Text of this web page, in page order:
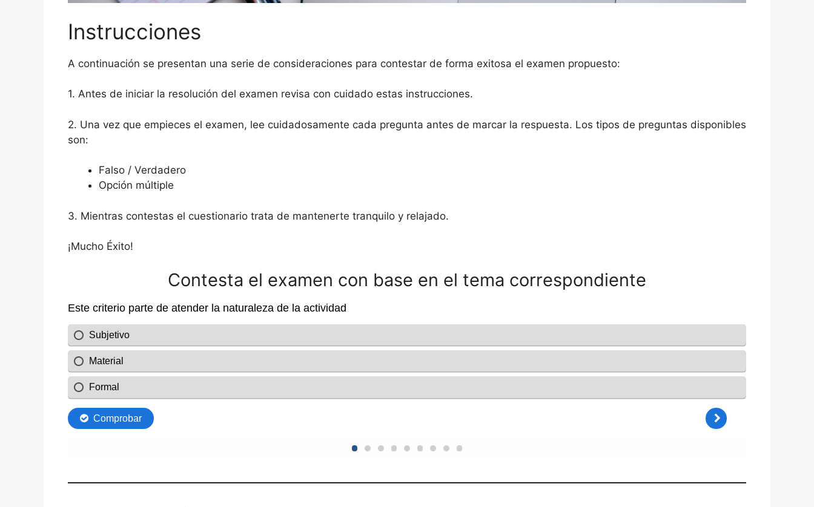
Instrucciones
A continuación se presentan una serie de consideraciones para contestar de forma exitosa el examen propuesto:
1. Antes de iniciar la resolución del examen revisa con cuidado estas instrucciones.
2. Una vez que empieces el examen, lee cuidadosamente cada pregunta antes de marcar la respuesta. Los tipos de preguntas disponibles
son:
Falso / Verdadero
Opción múltiple
3. Mientras contestas el cuestionario trata de mantenerte tranquilo y relajado.
¡Mucho Éxito!
Contesta el examen con base en el tema correspondiente